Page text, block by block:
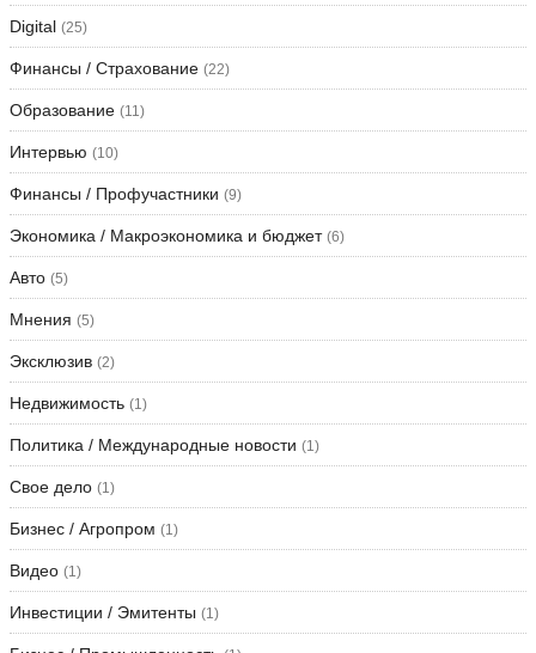
Digital (25)
Финансы / Страхование (22)
Образование (11)
Интервью (10)
Финансы / Профучастники (9)
Экономика / Макроэкономика и бюджет (6)
Авто (5)
Мнения (5)
Эксклюзив (2)
Недвижимость (1)
Политика / Международные новости (1)
Свое дело (1)
Бизнес / Агропром (1)
Видео (1)
Инвестиции / Эмитенты (1)